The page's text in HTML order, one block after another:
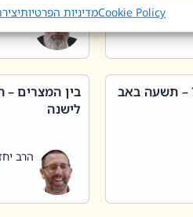
Cookie Policyמדיניות הפרטיות
הרב
– תשעה באב
בין המצרים –
לישנה
הרב